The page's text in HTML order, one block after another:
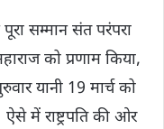
सम्मान संत परंपरा
को प्रणाम किया,
यानी 19 मार्च को
में राष्ट्रपति की ओर